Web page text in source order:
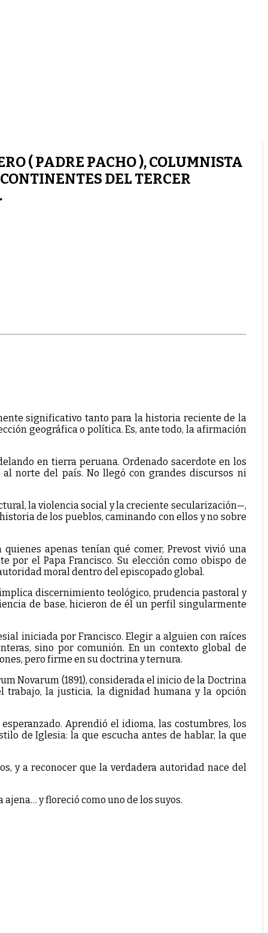
( PADRE PACHO ), COLUMNISTA
DEL TERCER
significativo tanto para la historia reciente de la
geográfica o política. Es, ante todo, la afirmación
en tierra peruana. Ordenado sacerdote en los
al norte del país. No llegó con grandes discursos ni
la violencia social y la creciente secularización—,
de los pueblos, caminando con ellos y no sobre
apenas tenían qué comer, Prevost vivió una
por el Papa Francisco. Su elección como obispo de
moral dentro del episcopado global.
discernimiento teológico, prudencia pastoral y
de base, hicieron de él un perfil singularmente
iniciada por Francisco. Elegir a alguien con raíces
sino por comunión. En un contexto global de
pero firme en su doctrina y ternura.
Novarum (1891), considerada el inicio de la Doctrina
trabajo, la justicia, la dignidad humana y la opción
Aprendió el idioma, las costumbres, los
de Iglesia: la que escucha antes de hablar, la que
y a reconocer que la verdadera autoridad nace del
y floreció como uno de los suyos.